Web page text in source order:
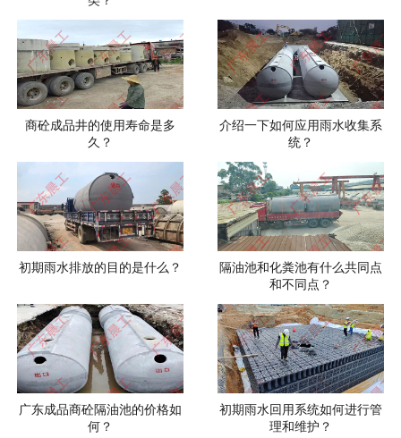
商砼成品井的使用寿命是多
久？
介绍一下如何应用雨水收集系
统？
初期雨水排放的目的是什么？
隔油池和化粪池有什么共同点
和不同点？
广东成品商砼隔油池的价格如
何？
初期雨水回用系统如何进行管
理和维护？